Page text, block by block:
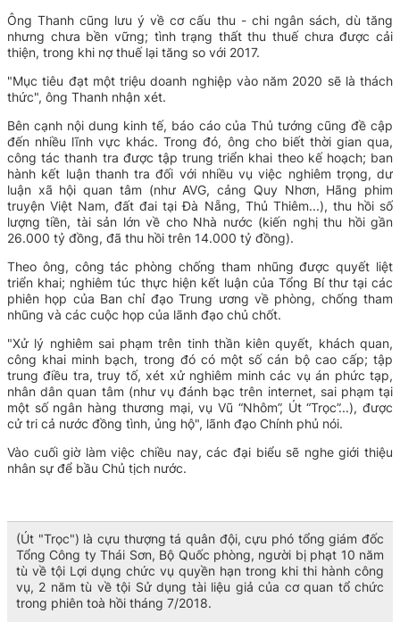
Ông Thanh cũng lưu ý về cơ cấu thu - chi ngân sách, dù tăng
nhưng chưa bền vững; tình trạng thất thu thuế chưa được cải
thiện, trong khi nợ thuế lại tăng so với 2017.
"Mục tiêu đạt một triệu doanh nghiệp vào năm 2020 sẽ là thách
thức", ông Thanh nhận xét.
Bên cạnh nội dung kinh tế, báo cáo của Thủ tướng cũng đề cập
đến nhiều lĩnh vực khác. Trong đó, ông cho biết thời gian qua,
công tác thanh tra được tập trung triển khai theo kế hoạch; ban
hành kết luận thanh tra đối với nhiều vụ việc nghiêm trọng, dư
luận xã hội quan tâm (như AVG, cảng Quy Nhơn, Hãng phim
truyện Việt Nam, đất đai tại Đà Nẵng, Thủ Thiêm...), thu hồi số
lượng tiền, tài sản lớn về cho Nhà nước (kiến nghị thu hồi gần
26.000 tỷ đồng, đã thu hồi trên 14.000 tỷ đồng).
Theo ông, công tác phòng chống tham nhũng được quyết liệt
triển khai; nghiêm túc thực hiện kết luận của Tổng Bí thư tại các
phiên họp của Ban chỉ đạo Trung ương về phòng, chống tham
nhũng và các cuộc họp của lãnh đạo chủ chốt.
"Xử lý nghiêm sai phạm trên tinh thần kiên quyết, khách quan,
công khai minh bạch, trong đó có một số cán bộ cao cấp; tập
trung điều tra, truy tố, xét xử nghiêm minh các vụ án phức tạp,
nhân dân quan tâm (như vụ đánh bạc trên internet, sai phạm tại
một số ngân hàng thương mại, vụ Vũ “Nhôm”, Út “Trọc”...), được
cử tri cả nước đồng tình, ủng hộ", lãnh đạo Chính phủ nói.
Vào cuối giờ làm việc chiều nay, các đại biểu sẽ nghe giới thiệu
nhân sự để bầu Chủ tịch nước.
(Út "Trọc") là cựu thượng tá quân đội, cựu phó tổng giám đốc
Tổng Công ty Thái Sơn, Bộ Quốc phòng, người bị phạt 10 năm
tù về tội Lợi dụng chức vụ quyền hạn trong khi thi hành công
vụ, 2 năm tù về tội Sử dụng tài liệu giả của cơ quan tổ chức
trong phiên toà hồi tháng 7/2018.